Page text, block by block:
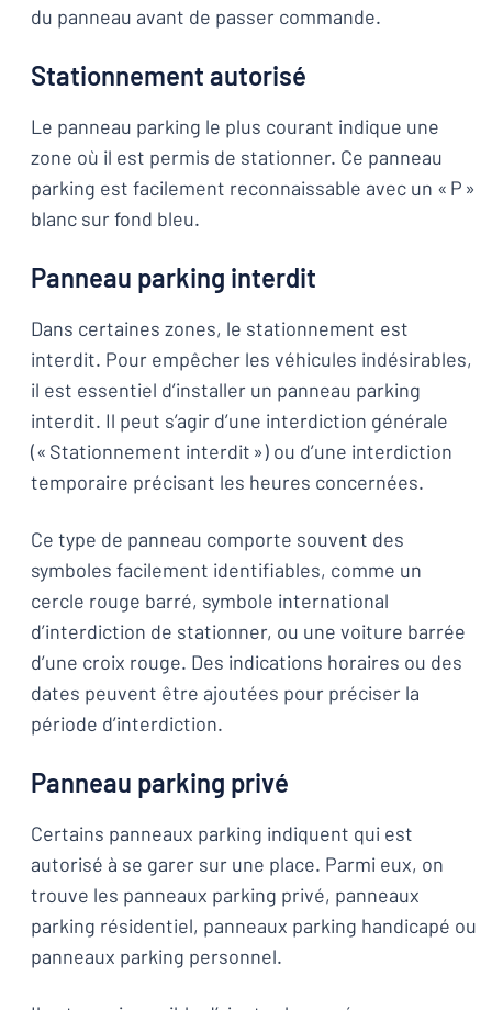
du panneau avant de passer commande.
Stationnement autorisé
Le panneau parking le plus courant indique une
zone où il est permis de stationner. Ce panneau
parking est facilement reconnaissable avec un « P »
blanc sur fond bleu.
Panneau parking interdit
Dans certaines zones, le stationnement est
interdit. Pour empêcher les véhicules indésirables,
il est essentiel d’installer un panneau parking
interdit. Il peut s’agir d’une interdiction générale
(« Stationnement interdit ») ou d’une interdiction
temporaire précisant les heures concernées.
Ce type de panneau comporte souvent des
symboles facilement identifiables, comme un
cercle rouge barré, symbole international
d’interdiction de stationner, ou une voiture barrée
d’une croix rouge. Des indications horaires ou des
dates peuvent être ajoutées pour préciser la
période d’interdiction.
Panneau parking privé
Certains panneaux parking indiquent qui est
autorisé à se garer sur une place. Parmi eux, on
trouve les panneaux parking privé, panneaux
parking résidentiel, panneaux parking handicapé ou
panneaux parking personnel.